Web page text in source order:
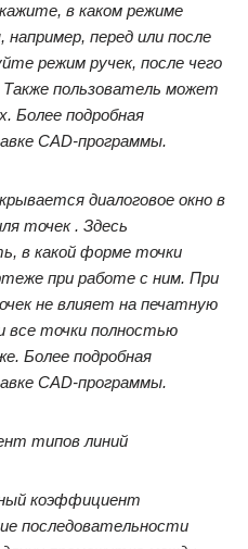
в каком режиме
перед или после
режим ручек, после чего
пользователь может
Более подробная
CAD-программы.
диалоговое окно в
точек . Здесь
в какой форме точки
при работе с ним. При
не влияет на печатную
все точки полностью
Более подробная
CAD-программы.
типов линий
коэффициент
последовательности